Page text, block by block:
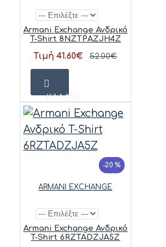
Armani Exchange Ανδρικό
T-Shirt 8NZTPAZJH4Z
Τιμή 41.60€ 52.00€
ΚΑΛΆΘΙ
-20 %
ARMANI EXCHANGE
Armani Exchange Ανδρικό
T-Shirt 6RZTADZJA5Z